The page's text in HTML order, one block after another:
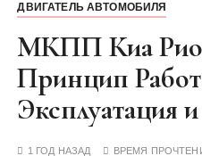
ДВИГАТЕЛЬ АВТОМОБИЛЯ
МКПП Киа Рио:
Принцип
Эксплуатация
1 ГОД НАЗАД ВРЕМЯ